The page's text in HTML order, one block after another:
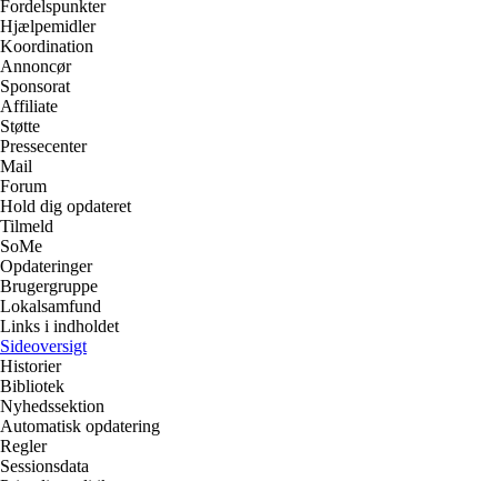
Fordelspunkter
Hjælpemidler
Koordination
Annoncør
Sponsorat
Affiliate
Støtte
Pressecenter
Mail
Forum
Hold dig opdateret
Tilmeld
SoMe
Opdateringer
Brugergruppe
Lokalsamfund
Links i indholdet
Sideoversigt
Historier
Bibliotek
Nyhedssektion
Automatisk opdatering
Regler
Sessionsdata